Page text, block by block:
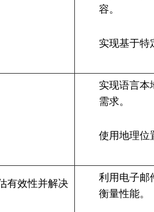
容。
实现基于特
实现语言本
需求。
使用地理位
有效性并解决
利用电子邮
衡量性能。